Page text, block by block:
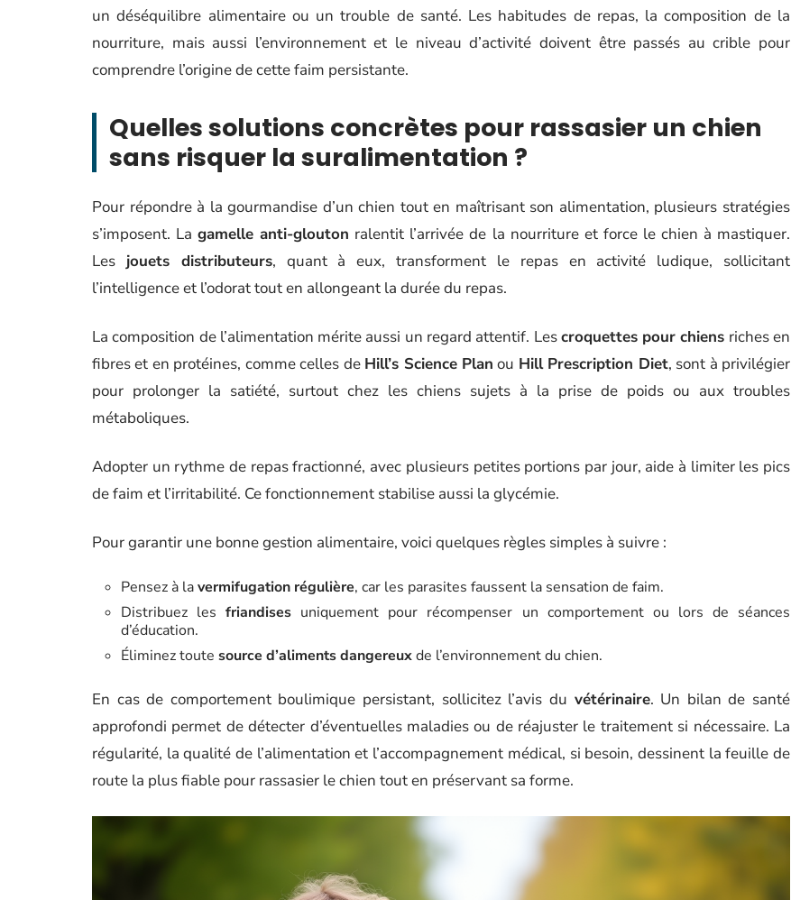
un déséquilibre alimentaire ou un trouble de santé. Les habitudes de repas, la composition de la
nourriture, mais aussi l’environnement et le niveau d’activité doivent être passés au crible pour
comprendre l’origine de cette faim persistante.
Quelles solutions concrètes pour rassasier un chien
sans risquer la suralimentation ?
Pour répondre à la gourmandise d’un chien tout en maîtrisant son alimentation, plusieurs stratégies
s’imposent. Lagamelle anti-glouton ralentit l’arrivée de la nourriture et force le chien à mastiquer.
Les jouets distributeurs, quant à eux, transforment le repas en activité ludique, sollicitant
l’intelligence et l’odorat tout en allongeant la durée du repas.
La composition de l’alimentation mérite aussi un regard attentif. Lescroquettes pour chiens riches en
fibres et en protéines, comme celles de Hill’s Science Plan ou Hill Prescription Diet, sont à privilégier
pour prolonger la satiété, surtout chez les chiens sujets à la prise de poids ou aux troubles
métaboliques.
Adopter un rythme de repas fractionné, avec plusieurs petites portions par jour, aide à limiter les pics
de faim et l’irritabilité. Ce fonctionnement stabilise aussi la glycémie.
Pour garantir une bonne gestion alimentaire, voici quelques règles simples à suivre :
Pensez à lavermifugation régulière, car les parasites faussent la sensation de faim.
Distribuez lesfriandises uniquement pour récompenser un comportement ou lors de séances
d’éducation.
Éliminez toute source d’aliments dangereuxde l’environnement du chien.
En cas de comportement boulimique persistant, sollicitez l’avis du vétérinaire. Un bilan de santé
approfondi permet de détecter d’éventuelles maladies ou de réajuster le traitement si nécessaire. La
régularité, la qualité de l’alimentation et l’accompagnement médical, si besoin, dessinent la feuille de
route la plus fiable pour rassasier le chien tout en préservant sa forme.